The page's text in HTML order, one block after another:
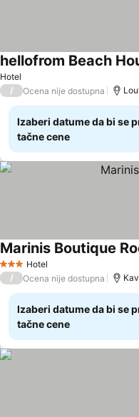
Hotel
hellofrom Beach
/ Ocena nije dostupna
Izaberi datume da bi se
tačne cene
3 Zvezdice
Hotel
Marinis Boutique
/ Ocena nije dostupna
Izaberi datume da bi se
tačne cene